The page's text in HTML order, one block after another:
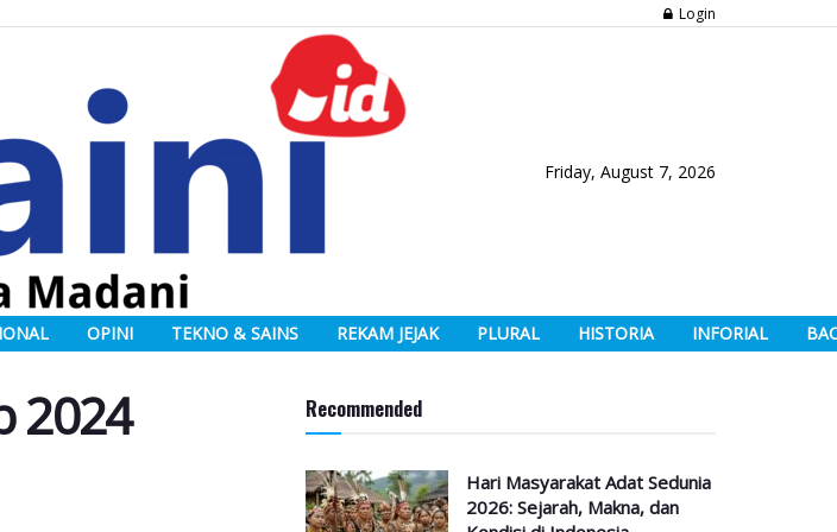
Login
Friday, August 7, 2026
OPINI TEKNO & SAINS REKAM JEJAK PLURAL HISTORIA INFORIAL
2024
Recommended
Hari Masyarakat Adat Sedunia
2026: Sejarah, Makna, dan